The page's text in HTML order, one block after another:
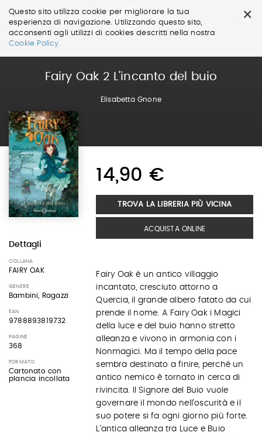
×
Questo sito utilizza cookie per migliorare la tua
esperienza di navigazione. Utilizzando questo sito,
acconsenti agli utilizzi di cookies descritti nella nostra
Cookie Policy.
Salta
Fairy Oak 2 L'incanto del buio
Elisabetta Gnone
Dettagli
COLLANA
FAIRY OAK
GENERE
Bambini, Ragazzi
EAN
9788893819732
PAGINE
368
FORMATO
Cartonato con
plancia incollata
14,90 €
TROVA LA LIBRERIA PIÙ VICINA
ACQUISTA ONLINE
Fairy Oak è un antico villaggio
incantato, cresciuto attorno a
Quercia, il grande albero fatato da cui
prende il nome. A Fairy Oak i Magici
della luce e del buio hanno stretto
alleanza e vivono in armonia con i
Nonmagici. Ma il tempo della pace
sembra destinato a finire, perché un
antico nemico è tornato in cerca di
rivincita. Il Signore del Buio vuole
governare il mondo nell’oscurità e il
suo potere si fa ogni giorno più forte.
L’antica alleanza tra Luce e Buio